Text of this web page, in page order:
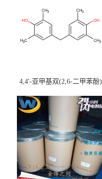
4,4'-亚甲基双(2,6-二甲苯酚)